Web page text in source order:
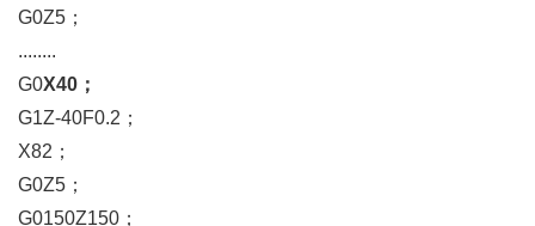
G0Z5；
........
G0X40 ；
G1Z-40F0.2；
X82；
G0Z5；
G0150Z150；